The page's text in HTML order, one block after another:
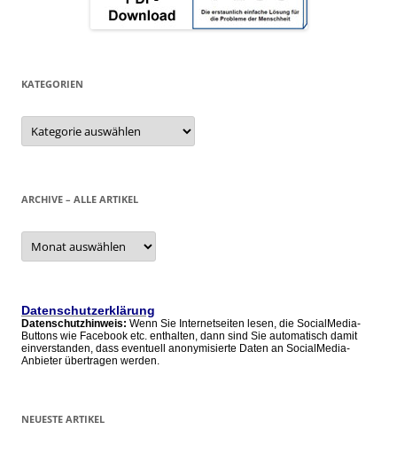
KATEGORIEN
Kategorien
ARCHIVE – ALLE ARTIKEL
Archive
alle
Datenschutzerklärung
Datenschutzhinweis: Wenn Sie Internetseiten lesen, die SocialMedia-
Buttons wie Facebook etc. enthalten, dann sind Sie automatisch damit
einverstanden, dass eventuell anonymisierte Daten an SocialMedia-
Anbieter übertragen werden.
NEUESTE ARTIKEL